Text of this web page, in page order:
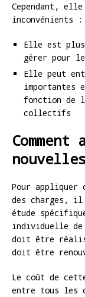
Cependant, elle
inconvénients :
Elle est plus
gérer pour
Elle peut
importantes
fonction de
collectifs
Pour appliquer
des charges, il
étude
individuelle de
doit être
doit être
Le coût de
entre tous les